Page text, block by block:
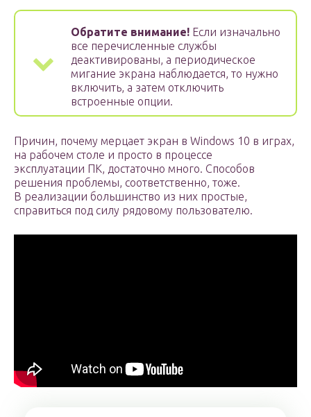
Обратите внимание! Если изначально
все перечисленные службы
деактивированы, а периодическое
мигание экрана наблюдается, то нужно
включить, а затем отключить
встроенные опции.
Причин, почему мерцает экран в Windows 10 в играх,
на рабочем столе и просто в процессе
эксплуатации ПК, достаточно много. Способов
решения проблемы, соответственно, тоже.
В реализации большинство из них простые,
справиться под силу рядовому пользователю.